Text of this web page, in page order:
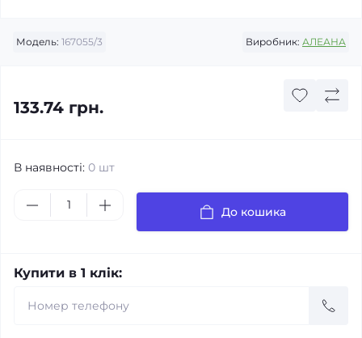
Модель: 167055/3 Виробник: АЛЕАНА
133.74 грн.
В наявності: 0 шт
До кошика
Купити в 1 клік: